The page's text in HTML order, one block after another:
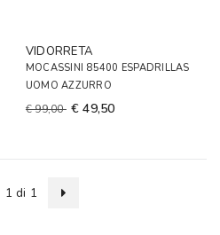
VIDORRETA
MOCASSINI 85400 ESPADRILLAS
UOMO AZZURRO
€ 99,00 € 49,50
1 di 1